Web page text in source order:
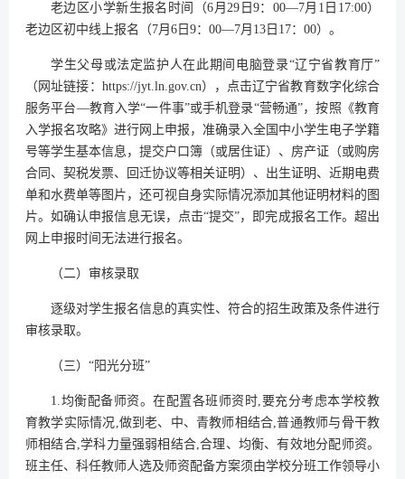
老边区小学新生报名时间（6月29日9：00—7月1日17:00）
老边区初中线上报名（7月6日9：00—7月13日17：00）。
学生父母或法定监护人在此期间电脑登录“辽宁省教育厅”
（网址链接：https://jyt.ln.gov.cn），点击辽宁省教育数字化综合
服务平台—教育入学“一件事”或手机登录“营畅通”，按照《教育
入学报名攻略》进行网上申报，准确录入全国中小学生电子学籍
号等学生基本信息，提交户口簿（或居住证）、房产证（或购房
合同、契税发票、回迁协议等相关证明）、出生证明、近期电费
单和水费单等图片，还可视自身实际情况添加其他证明材料的图
片。如确认申报信息无误，点击“提交”，即完成报名工作。超出
网上申报时间无法进行报名。
（二）审核录取
逐级对学生报名信息的真实性、符合的招生政策及条件进行
审核录取。
（三）“阳光分班”
1.均衡配备师资。在配置各班师资时,要充分考虑本学校教
育教学实际情况,做到老、中、青教师相结合,普通教师与骨干教
师相结合,学科力量强弱相结合,合理、均衡、有效地分配师资。
班主任、科任教师人选及师资配备方案须由学校分班工作领导小